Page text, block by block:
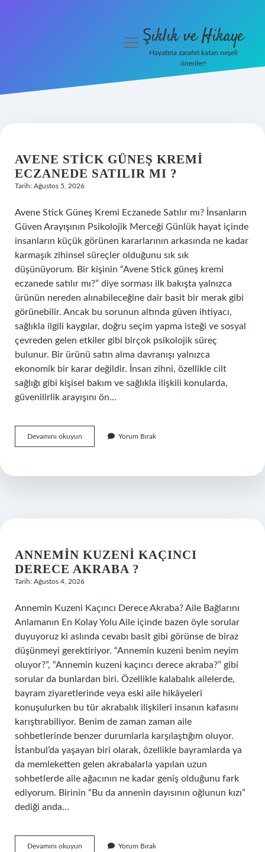
Olur
Yasal Uyarı
menüyüŞıklık ve Hikaye
Hayatına zarafet katan neşeli
öneriler!
VE
HIKAYE
YAZILAR
AVENE STICK GÜNEŞ KREMI
ECZANEDE SATILIR MI ?
Tarih: Ağustos 5, 2026
Avene Stick Güneş Kremi Eczanede Satılır mı? İnsanların
Güven Arayışının Psikolojik Merceği Günlük hayat içinde
insanların küçük görünen kararlarının arkasında ne kadar
karmaşık zihinsel süreçler olduğunu sık sık
düşünüyorum. Bir kişinin “Avene Stick güneş kremi
eczanede satılır mı?” diye sorması ilk bakışta yalnızca
ürünün nereden alınabileceğine dair basit bir merak gibi
görünebilir. Ancak bu sorunun altında güven ihtiyacı,
sağlıkla ilgili kaygılar, doğru seçim yapma isteği ve sosyal
çevreden gelen etkiler gibi birçok psikolojik süreç
bulunur. Bir ürünü satın alma davranışı yalnızca
ekonomik bir karar değildir. İnsan zihni, özellikle cilt
sağlığı gibi kişisel bakım ve sağlıkla ilişkili konularda,
güvenilirlik arayışını ön…
Devamını okuyun
Stick
Eczanede
Yorum Bırak
ANNEMIN KUZENI KAÇINCI
DERECE AKRABA ?
Tarih: Ağustos 4, 2026
Annemin Kuzeni Kaçıncı Derece Akraba? Aile Bağlarını
Anlamanın En Kolay Yolu Aile içinde bazen öyle sorular
duyuyoruz ki aslında cevabı basit gibi görünse de biraz
düşünmeyi gerektiriyor. “Annemin kuzeni benim neyim
oluyor?”, “Annemin kuzeni kaçıncı derece akraba?” gibi
sorular da bunlardan biri. Özellikle kalabalık ailelerde,
bayram ziyaretlerinde veya eski aile hikâyeleri
konuşulurken bu tür akrabalık ilişkileri insanın kafasını
karıştırabiliyor. Benim de zaman zaman aile
sohbetlerinde benzer durumlarla karşılaştığım oluyor.
İstanbul’da yaşayan biri olarak, özellikle bayramlarda ya
da memleketten gelen akrabalarla yapılan uzun
sohbetlerde aile ağacının ne kadar geniş olduğunu fark
ediyorum. Birinin “Bu da annenin dayısının oğlunun kızı”
dediği anda…
Devamını okuyun Annemin
Yorum Bırak